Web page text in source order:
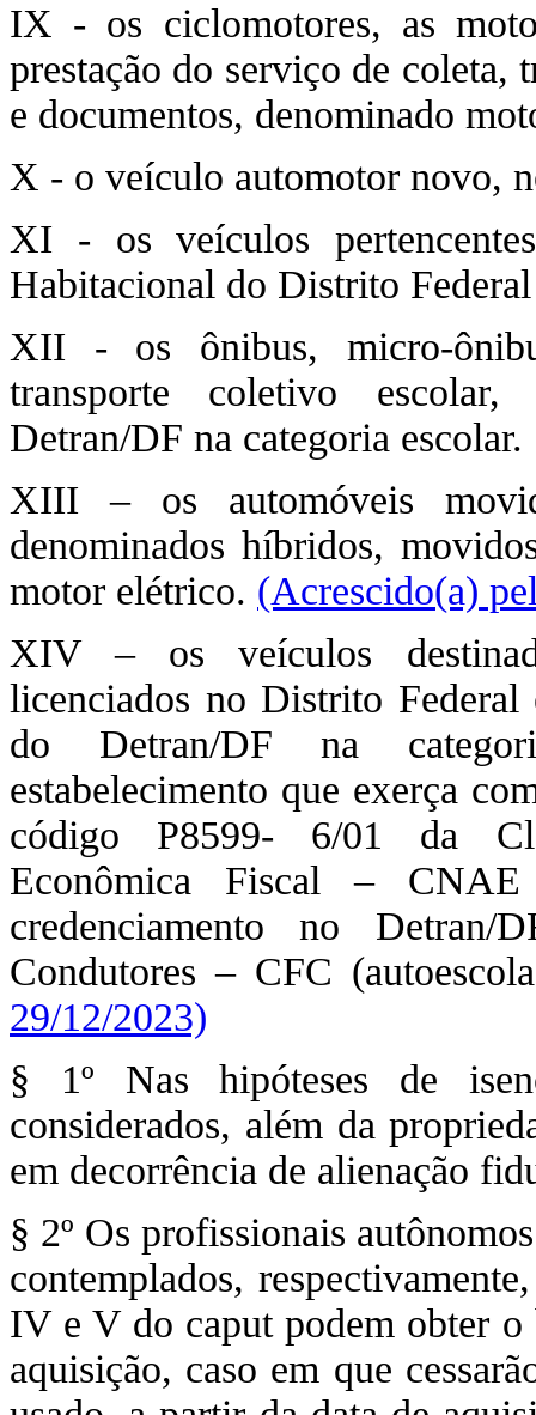
IX - os ciclomotores, as
prestação do serviço de coleta,
e documentos, denominado
X - o veículo automotor novo,
XI - os veículos
Habitacional do Distrito
XII - os ônibus, micro-
transporte coletivo
Detran/DF na categoria escolar.
XIII – os automóveis
denominados híbridos,
motor elétrico. (Acrescido(a)
XIV – os veículos
licenciados no Distrito Federal
do Detran/DF na
estabelecimento que exerça
código P8599- 6/01 da
Econômica Fiscal –
credenciamento no
Condutores – CFC
29/12/2023)
§ 1º Nas hipóteses de
considerados, além da
em decorrência de alienação
§ 2º Os profissionais
contemplados,
IV e V do caput podem obter
aquisição, caso em que